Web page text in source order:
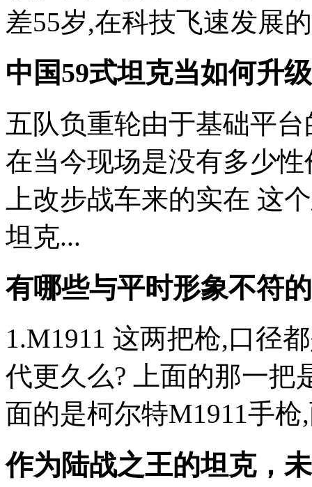
差55岁,在科技飞速发展
中国59式坦克当如何升
五队负重轮由于基础平
在当今现场是没有多少
上改步战车来的实在 这
坦克...
有哪些与平时形象不符
1.M1911 这两把枪,口径
代更久么? 上面的那一把
面的是柯尔特M1911手枪
作为陆战之王的坦克，